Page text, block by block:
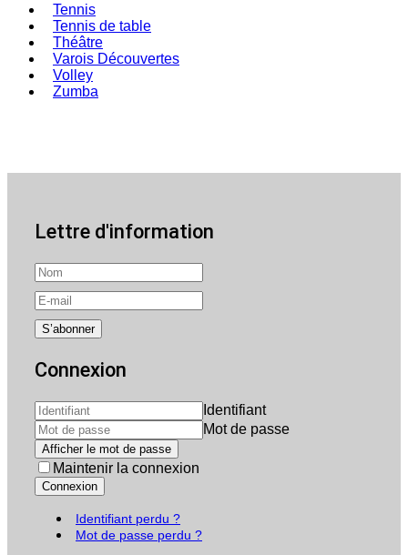
Tennis
Tennis de table
Théâtre
Varois Découvertes
Volley
Zumba
Lettre d'information
Connexion
Identifiant
Mot de passe
Afficher le mot de passe
Maintenir la connexion
Connexion
Identifiant perdu ?
Mot de passe perdu ?